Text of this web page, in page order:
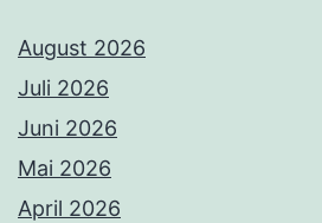
August 2026
Juli 2026
Juni 2026
Mai 2026
April 2026